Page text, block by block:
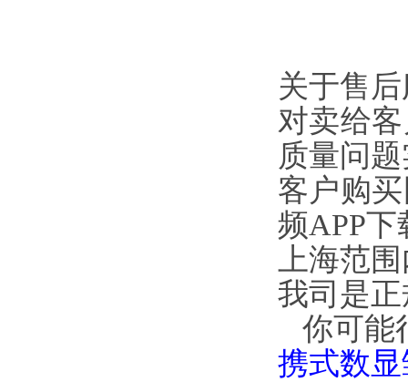
关于售后
对卖给
质量问题
客户购买
频APP下
上海范围
我司是正规
你可能
携式数